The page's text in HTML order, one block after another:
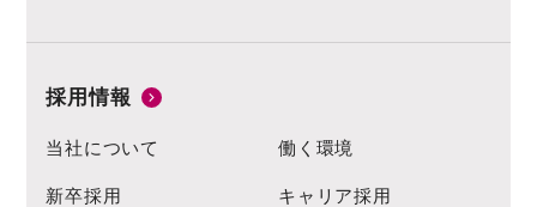
採用情報
当社について 働く環境
新卒採用 キャリア採用